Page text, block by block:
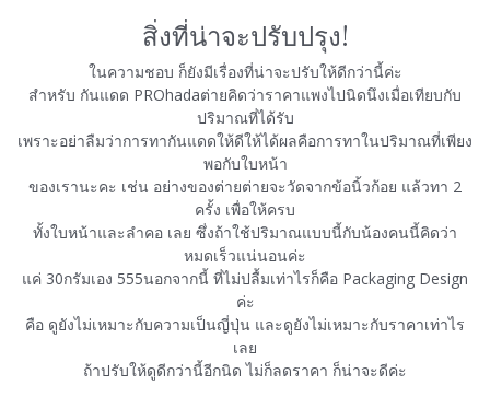
สิ่งที่น่าจะปรับปรุง!
ในความชอบ ก็ยังมีเรื่องที่น่าจะปรับให้ดีกว่านี้ค่ะ
สำหรับ กันแดด PROhadaต่ายคิดว่าราคาแพงไปนิดนึงเมื่อเทียบกับ
ปริมาณที่ได้รับ
เพราะอย่าลืมว่าการทากันแดดให้ดีให้ได้ผลคือการทาในปริมาณที่เพียง
พอกับใบหน้า
ของเรานะคะ เช่น อย่างของต่ายต่ายจะวัดจากข้อนิ้วก้อย แล้วทา 2
ครั้ง เพื่อให้ครบ
ทั้งใบหน้าและลำคอ เลย ซึ่งถ้าใช้ปริมาณแบบนี้กับน้องคนนี้คิดว่า
หมดเร็วแน่นอนค่ะ
แค่ 30กรัมเอง 555นอกจากนี้ ที่ไม่ปลื้มเท่าไรก็คือ Packaging Design
ค่ะ
คือ ดูยังไม่เหมาะกับความเป็นญี่ปุ่น และดูยังไม่เหมาะกับราคาเท่าไร
เลย
ถ้าปรับให้ดูดีกว่านี้อีกนิด ไม่ก็ลดราคา ก็น่าจะดีค่ะ